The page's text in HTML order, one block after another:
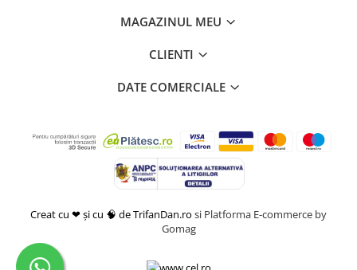
MAGAZINUL MEU
CLIENTI
DATE COMERCIALE
Creat cu ❤ și cu 🧠 de TrifanDan.ro si Platforma E-commerce by
Gomag